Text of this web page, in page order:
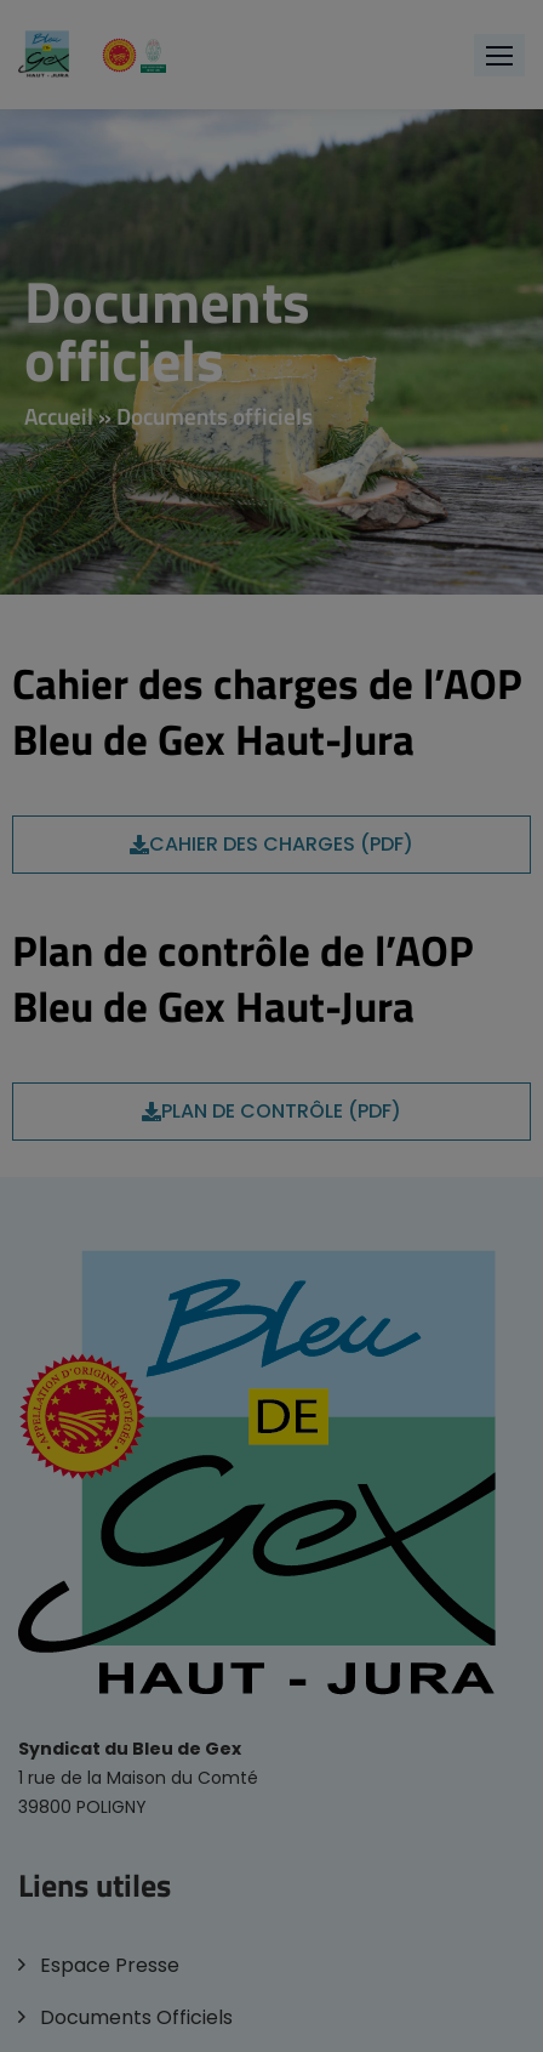
Documents
officiels
Accueil»Documents officiels
Cahier des charges de l’AOP
Bleu de Gex Haut-Jura
CAHIER DES CHARGES (PDF)
Plan de contrôle de l’AOP
Bleu de Gex Haut-Jura
PLAN DE CONTRÔLE (PDF)
Syndicat du Bleu de Gex
1 rue de la Maison du Comté
39800 POLIGNY
Liens utiles
Espace Presse
Documents Officiels